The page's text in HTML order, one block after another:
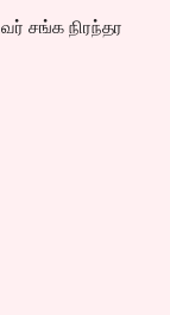
சங்க நிரந்தர